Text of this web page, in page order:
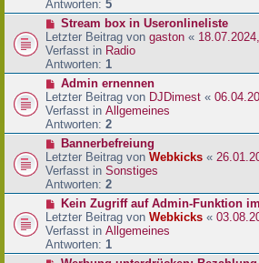
r
a
g
r
B
e
i
t
r
a
g
Antworten: 5
N
e
u
e
r
B
e
i
t
a
g
Stream box in Useronlineliste
Letzter Beitrag von gaston «
Verfasst in Radio
Antworten: 1
N
e
u
e
r
B
e
i
t
a
g
Admin ernennen
Letzter Beitrag von DJDimest «
Verfasst in Allgemeines
Antworten: 2
N
e
u
e
r
B
e
i
t
Bannerbefreiung
Letzter Beitrag von Webkicks «
Verfasst in Sonstiges
Antworten: 2
N
e
u
e
r
Kein Zugriff auf Admin-Funktion
Letzter Beitrag von Webkicks «
Verfasst in Allgemeines
Antworten: 1